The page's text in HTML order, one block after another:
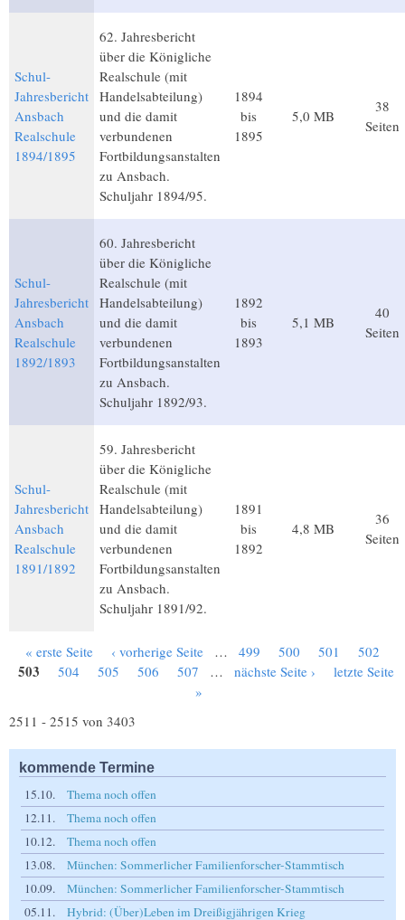
Schul-
Jahresbericht
Ansbach
Realschule
1894/1895
62. Jahresbericht
über die Königliche
Realschule (mit
Handelsabteilung)
und die damit
verbundenen
Fortbildungsanstalten
zu Ansbach.
Schuljahr 1894/95.
1894
bis
1895
5,0 MB
38
Seiten
Schul-
Jahresbericht
Ansbach
Realschule
1892/1893
60. Jahresbericht
über die Königliche
Realschule (mit
Handelsabteilung)
und die damit
verbundenen
Fortbildungsanstalten
zu Ansbach.
Schuljahr 1892/93.
1892
bis
1893
5,1 MB
40
Seiten
Schul-
Jahresbericht
Ansbach
Realschule
1891/1892
59. Jahresbericht
über die Königliche
Realschule (mit
Handelsabteilung)
und die damit
verbundenen
Fortbildungsanstalten
zu Ansbach.
Schuljahr 1891/92.
1891
bis
1892
4,8 MB
36
Seiten
Seiten
« erste Seite ‹ vorherige Seite … 499 500 501 502
503 504 505 506 507 … nächste Seite ›
letzte Seite
»
2511 - 2515 von 3403
kommende Termine
15.10.
Thema noch offen
12.11.
Thema noch offen
10.12.
Thema noch offen
13.08.
München: Sommerlicher Familienforscher-Stammtisch
10.09.
München: Sommerlicher Familienforscher-Stammtisch
05.11.
Hybrid: (Über)Leben im Dreißigjährigen Krieg